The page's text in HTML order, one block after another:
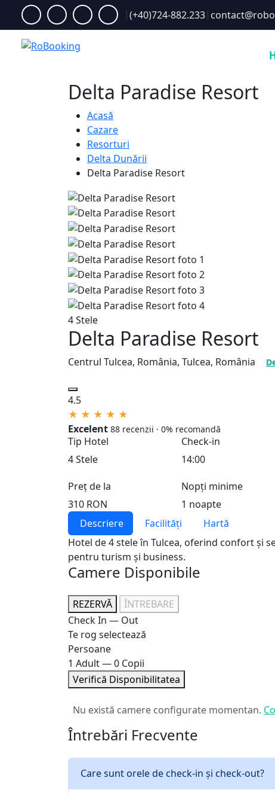
(+40)724-882.233
Delta Paradise Resort
Acasă
Cazare
Resorturi
Delta Dunării
Delta Paradise Resort
4 Stele
Delta Paradise Resort
Centrul Tulcea, România, Tulcea, România
4.5
★ ★ ★ ★ ★
Excelent 88 recenzii · 0% recomandă
Tip Hotel
4 Stele
Check-in
14:00
Preț de la
310 RON
Nopți minime
1 noapte
Descriere
Facilități
Hartă
Hotel de 4 stele în Tulcea, oferind confort și
pentru turism și business.
Camere Disponibile
REZERVĂ
ÎNTREBARE
Check In — Out
Te rog selectează
Persoane
1 Adult — 0 Copii
Verifică Disponibilitatea
Nu există camere configurate momentan.
Întrebări Frecvente
Care sunt orele de check-in și check-out?